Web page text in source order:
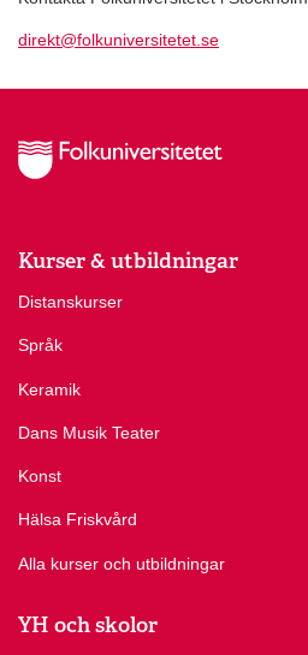
direkt@folkuniversitetet.se
Kurser & utbildningar
Distanskurser
Språk
Keramik
Dans Musik Teater
Konst
Hälsa Friskvård
Alla kurser och utbildningar
YH och skolor